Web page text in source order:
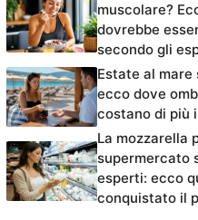
muscolare?
dovrebbe
secondo gli
Estate al mare
ecco dove
costano di più
La mozzarella
supermercato
esperti: ecco
conquistato il